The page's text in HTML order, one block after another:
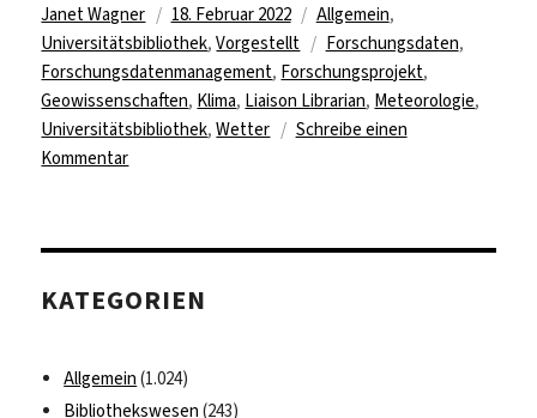
Autor
Janet Wagner
Veröffentlicht
am
18. Februar 2022 Kategorien
Allgemein,
Universitätsbibliothek,Vorgestellt Schlagwörter
Forschungsdaten,
Forschungsdatenmanagement, Forschungsprojekt,
Geowissenschaften, Klima, Liaison Librarian, Meteorologie,
Universitätsbibliothek,Wetter
Schreibe einen
Kommentarzu
Fachbereich
KATEGORIEN
Allgemein (1.024)
Bibliothekswesen (243)